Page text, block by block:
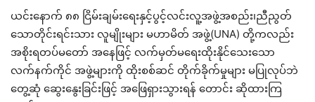
ယင်းနောက် ၈၈ ငြိမ်းချမ်းရေးနှင့်ပွင့်လင်းလူ့အဖွဲ့အစည်း၊ညီညွတ်
သောတိုင်းရင်းသား လူမျိုးများ မဟာမိတ် အဖွဲ့(UNA) တို့ကလည်း
အစိုးရတပ်မတော် အနေဖြင့် လက်မှတ်မရေးထိုးနိုင်သေးသော
လက်နက်ကိုင် အဖွဲ့များကို ထိုးစစ်ဆင် တိုက်ခိုက်မှုများ မပြုလုပ်ဘဲ
တွေ့ဆုံ ဆွေးနွေးခြင်းဖြင့် အဖြေရှားသွားရန် တောင်း ဆိုထားကြ